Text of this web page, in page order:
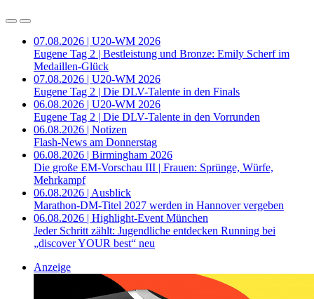
07.08.2026 | U20-WM 2026
Eugene Tag 2 | Bestleistung und Bronze: Emily Scherf im
Medaillen-Glück
07.08.2026 | U20-WM 2026
Eugene Tag 2 | Die DLV-Talente in den Finals
06.08.2026 | U20-WM 2026
Eugene Tag 2 | Die DLV-Talente in den Vorrunden
06.08.2026 | Notizen
Flash-News am Donnerstag
06.08.2026 | Birmingham 2026
Die große EM-Vorschau III | Frauen: Sprünge, Würfe,
Mehrkampf
06.08.2026 | Ausblick
Marathon-DM-Titel 2027 werden in Hannover vergeben
06.08.2026 | Highlight-Event München
Jeder Schritt zählt: Jugendliche entdecken Running bei
„discover YOUR best“ neu
Anzeige